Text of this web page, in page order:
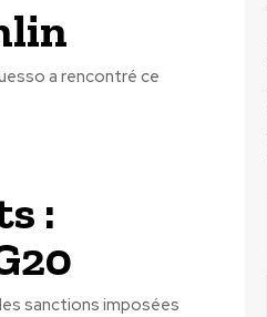
a rencontré ce
:
sanctions imposées